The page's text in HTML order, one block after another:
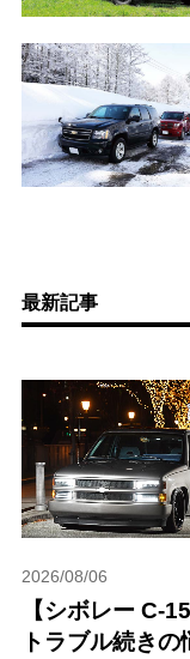
最新記事
2026/08/06
【シボレー C-
トラブル続きの